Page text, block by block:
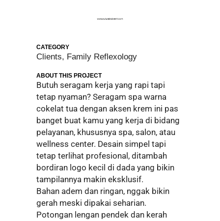
CATEGORY
Clients, Family Reflexology
ABOUT THIS PROJECT
Butuh seragam kerja yang rapi tapi
tetap nyaman? Seragam spa warna
cokelat tua dengan aksen krem ini pas
banget buat kamu yang kerja di bidang
pelayanan, khususnya spa, salon, atau
wellness center. Desain simpel tapi
tetap terlihat profesional, ditambah
bordiran logo kecil di dada yang bikin
tampilannya makin eksklusif.
Bahan adem dan ringan, nggak bikin
gerah meski dipakai seharian.
Potongan lengan pendek dan kerah